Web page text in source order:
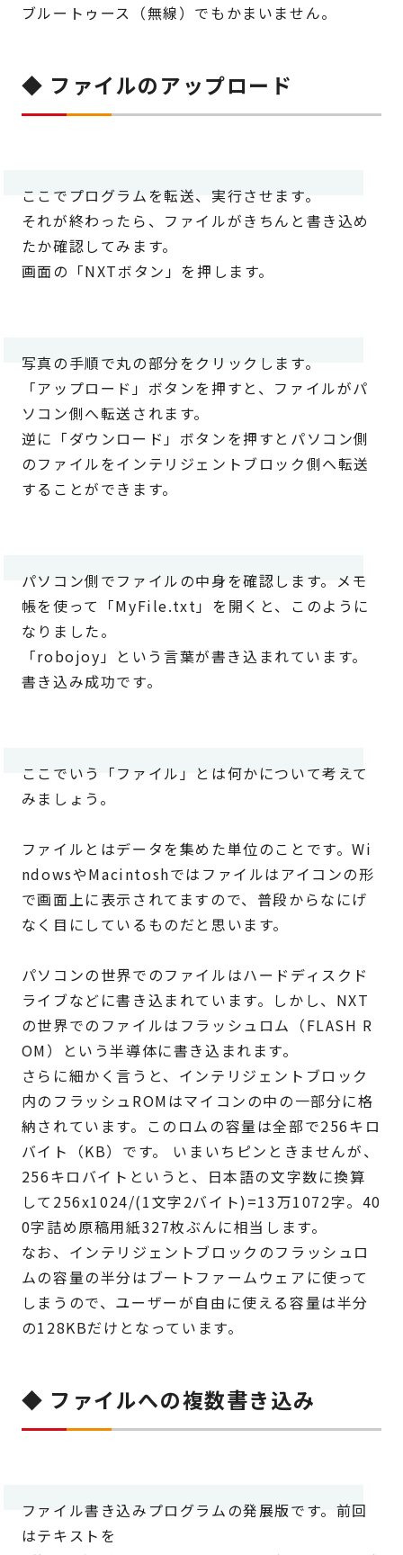
ブルートゥース（無線）でもかまいません。
◆ ファイルのアップロード
ここでプログラムを転送、実行させます。
それが終わったら、ファイルがきちんと書き込め
たか確認してみます。
画面の「NXTボタン」を押します。
写真の手順で丸の部分をクリックします。
「アップロード」ボタンを押すと、ファイルがパ
ソコン側へ転送されます。
逆に「ダウンロード」ボタンを押すとパソコン側
のファイルをインテリジェントブロック側へ転送
することができます。
パソコン側でファイルの中身を確認します。メモ
帳を使って「MyFile.txt」を開くと、このように
なりました。
「robojoy」という言葉が書き込まれています。
書き込み成功です。
ここでいう「ファイル」とは何かについて考えて
みましょう。
ファイルとはデータを集めた単位のことです。Wi
ndowsやMacintoshではファイルはアイコンの形
で画面上に表示されてますので、普段からなにげ
なく目にしているものだと思います。
パソコンの世界でのファイルはハードディスクド
ライブなどに書き込まれています。しかし、NXT
の世界でのファイルはフラッシュロム（FLASH R
OM）という半導体に書き込まれます。
さらに細かく言うと、インテリジェントブロック
内のフラッシュROMはマイコンの中の一部分に格
納されています。このロムの容量は全部で256キロ
バイト（KB）です。 いまいちピンときませんが、
256キロバイトというと、日本語の文字数に換算
して256x1024/(1文字2バイト)=13万1072字。40
0字詰め原稿用紙327枚ぶんに相当します。
なお、インテリジェントブロックのフラッシュロ
ムの容量の半分はブートファームウェアに使って
しまうので、ユーザーが自由に使える容量は半分
の128KBだけとなっています。
◆ ファイルへの複数書き込み
ファイル書き込みプログラムの発展版です。前回
はテキストを